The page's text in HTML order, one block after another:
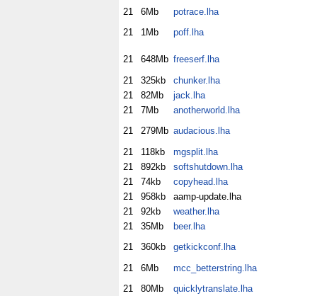
21 6Mb
potrace.lha
21
1Mb poff.lha
21 648Mb freeserf.lha
21
325kb
chunker.lha
21
82Mb
jack.lha
21
7Mb
anotherworld.lha
21
279Mb audacious.lha
21
118kb
mgsplit.lha
21
892kb
softshutdown.lha
21
74kb
copyhead.lha
21
958kb
aamp-update.lha
21
92kb
weather.lha
21
35Mb
beer.lha
21
360kb
getkickconf.lha
21
6Mb
mcc_betterstring.lha
21
80Mb
quicklytranslate.lha